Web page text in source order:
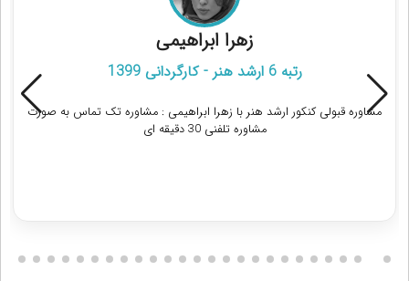
زهرا ابراهيمی
رتبه 6 ارشد هنر - کارگردانی 1399
مشاوره قبولی کنکور ارشد هنر با زهرا ابراهيمی : مشاوره تک تماس به صورت
مشاوره تلفنی 30 دقیقه ای